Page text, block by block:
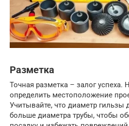
Разметка
Точная разметка – залог успеха.
определить местоположение
Учитывайте, что диаметр
больше диаметра трубы, чтобы